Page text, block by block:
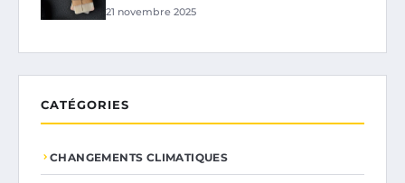
21 novembre 2025
CATÉGORIES
CHANGEMENTS CLIMATIQUES